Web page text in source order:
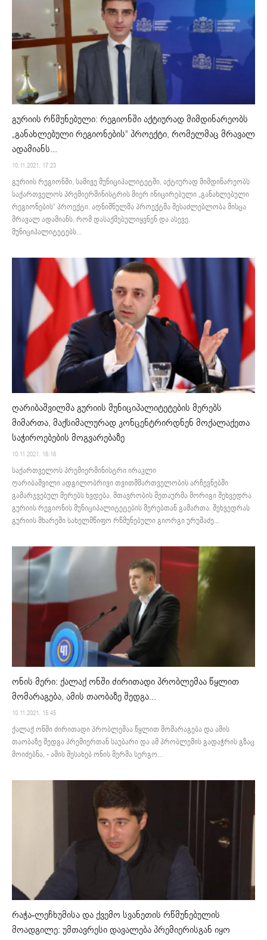
გურიის რწმუნებული: რეგიონში აქტიურად მიმდინარეობს
„განახლებული რეგიონების“ პროექტი, რომელმაც მრავალ
ადამიანს...
10.11.2021. 17:23
გურიის რეგიონში, სამივე მუნიციპალიტეტში, აქტიურად მიმდინარეობს
საქართველოს პრემიერმინისტრის მიერ ინიცირებული „განახლებული
რეგიონების“ პროექტი. აღნიშნულმა პროექტმა შესაძლებლობა მისცა
მრავალ ადამიანს, რომ დასაქმებულიყვნენ და ასევე,
მუნიციპალიტეტებს...
ღარიბაშვილმა გურიის მუნიციპალიტეტების მერებს
მიმართა, მაქსიმალურად კონცენტრირდნენ მოქალაქეთა
საჭიროებების მოგვარებაზე
10.11.2021. 16:16
საქართველოს პრემიერმინისტრი ირაკლი
ღარიბაშვილი ადგილობრივი თვითმმართველობის არჩევნებში
გამარჯვებულ მერებს ხვდება. მთავრობის მეთაურმა მორიგი შეხვედრა
გურიის რეგიონის მუნიციპალიტეტების მერებთან გამართა. შეხვედრას
გურიის მხარეში სახელმწიფო რწმუნებული გიორგი ურუშაძე...
ონის მერი: ქალაქ ონში ძირითადი პრობლემაა წყლით
მომარაგება, ამის თაობაზე შედგა...
10.11.2021. 15:45
ქალაქ ონში ძირითადი პრობლემაა წყლით მომარაგება და ამის
თაობაზე შედგა პრემიერთან საუბარი და ამ პრობლემის გადაჭრის გზაც
მოიძებნა, - ამის შესახებ ონის მერმა სერგო...
რაჭა-ლეჩხუმისა და ქვემო სვანეთის რწმუნებულის
მოადგილე: უმთავრესი დავალება პრემიერისგან იყო